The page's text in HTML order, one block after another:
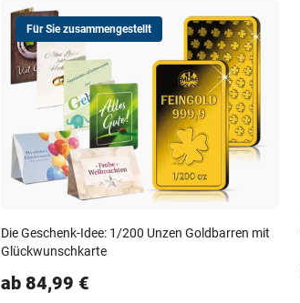
Für Sie zusammengestellt
Die Geschenk-Idee: 1/200 Unzen Goldbarren mit
Glückwunschkarte
ab 84,99 €